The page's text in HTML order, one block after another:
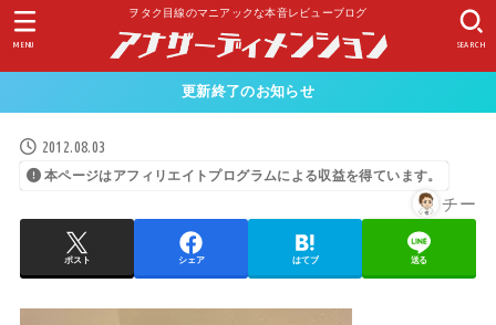
ヲタク目線のマニアックな本音レビューブログ
SEARCH
MENU
更新終了のお知らせ
2012.08.03
本ページはアフィリエイトプログラムによる収益を得ています。
チー
ポスト シェア はてブ 送る